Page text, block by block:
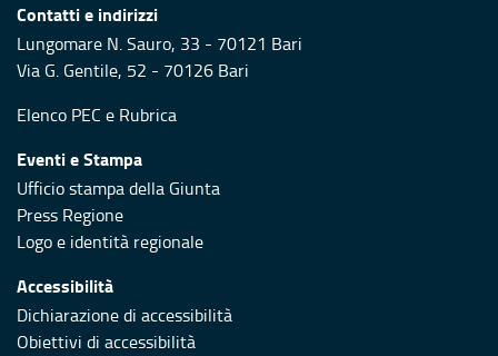
Contatti e indirizzi
Lungomare N. Sauro, 33 - 70121 Bari
Via G. Gentile, 52 - 70126 Bari
Elenco PEC e Rubrica
Eventi e Stampa
Ufficio stampa della Giunta
Press Regione
Logo e identità regionale
Accessibilità
Dichiarazione di accessibilità
Obiettivi di accessibilità